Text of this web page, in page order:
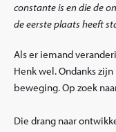
constante is en die de
de eerste plaats heeft
Als er iemand
Henk wel. Ondanks
beweging. Op zoek
Die drang naar